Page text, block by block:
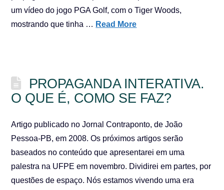
um vídeo do jogo PGA Golf, com o Tiger Woods,
mostrando que tinha … Read More
PROPAGANDA INTERATIVA.
O QUE É, COMO SE FAZ?
Artigo publicado no Jornal Contraponto, de João
Pessoa-PB, em 2008. Os próximos artigos serão
baseados no conteúdo que apresentarei em uma
palestra na UFPE em novembro. Dividirei em partes, por
questões de espaço. Nós estamos vivendo uma era